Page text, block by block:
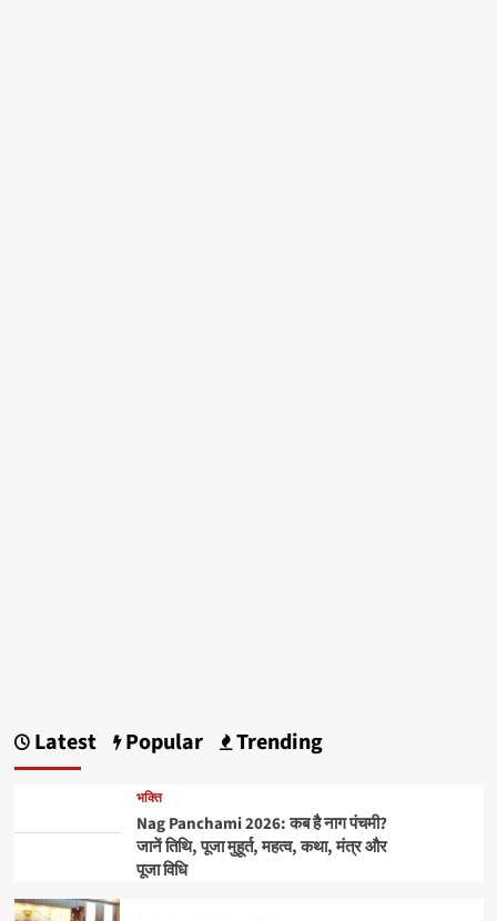
Latest Popular Trending
भक्ति
Nag Panchami 2026: कब है नाग पंचमी?
जानें तिथि, पूजा मुहूर्त, महत्व, कथा, मंत्र और
पूजा विधि